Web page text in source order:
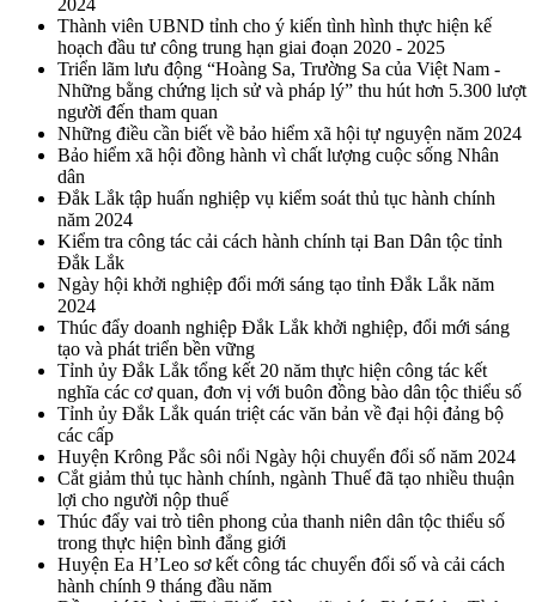
2024
Thành viên UBND tỉnh cho ý kiến tình hình thực hiện kế
hoạch đầu tư công trung hạn giai đoạn 2020 - 2025
Triển lãm lưu động “Hoàng Sa, Trường Sa của Việt Nam -
Những bằng chứng lịch sử và pháp lý” thu hút hơn 5.300 lượt
người đến tham quan
Những điều cần biết về bảo hiểm xã hội tự nguyện năm 2024
Bảo hiểm xã hội đồng hành vì chất lượng cuộc sống Nhân
dân
Đắk Lắk tập huấn nghiệp vụ kiểm soát thủ tục hành chính
năm 2024
Kiểm tra công tác cải cách hành chính tại Ban Dân tộc tỉnh
Đắk Lắk
Ngày hội khởi nghiệp đổi mới sáng tạo tỉnh Đắk Lắk năm
2024
Thúc đẩy doanh nghiệp Đắk Lắk khởi nghiệp, đổi mới sáng
tạo và phát triển bền vững
Tỉnh ủy Đắk Lắk tổng kết 20 năm thực hiện công tác kết
nghĩa các cơ quan, đơn vị với buôn đồng bào dân tộc thiểu số
Tỉnh ủy Đắk Lắk quán triệt các văn bản về đại hội đảng bộ
các cấp
Huyện Krông Pắc sôi nổi Ngày hội chuyển đổi số năm 2024
Cắt giảm thủ tục hành chính, ngành Thuế đã tạo nhiều thuận
lợi cho người nộp thuế
Thúc đẩy vai trò tiên phong của thanh niên dân tộc thiểu số
trong thực hiện bình đẳng giới
Huyện Ea H’Leo sơ kết công tác chuyển đổi số và cải cách
hành chính 9 tháng đầu năm